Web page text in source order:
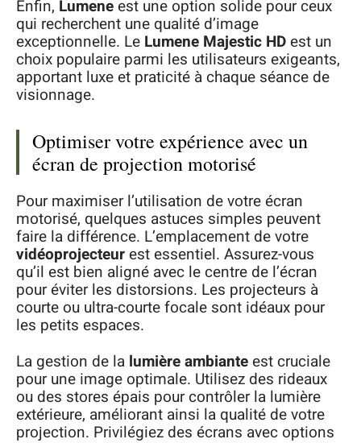
Enfin, Lumeneest une option solide pour ceux
qui recherchent une qualité d’image
exceptionnelle. Le Lumene Majestic HDest un
choix populaire parmi les utilisateurs exigeants,
apportant luxe et praticité à chaque séance de
visionnage.
Optimiser votre expérience avec un
écran de projection motorisé
Pour maximiser l’utilisation de votre écran
motorisé, quelques astuces simples peuvent
faire la différence. L’emplacement de votre
vidéoprojecteurest essentiel. Assurez-vous
qu’il est bien aligné avec le centre de l’écran
pour éviter les distorsions. Les projecteurs à
courte ou ultra-courte focale sont idéaux pour
les petits espaces.
La gestion de la lumière ambianteest cruciale
pour une image optimale. Utilisez des rideaux
ou des stores épais pour contrôler la lumière
extérieure, améliorant ainsi la qualité de votre
projection. Privilégiez des écrans avec options